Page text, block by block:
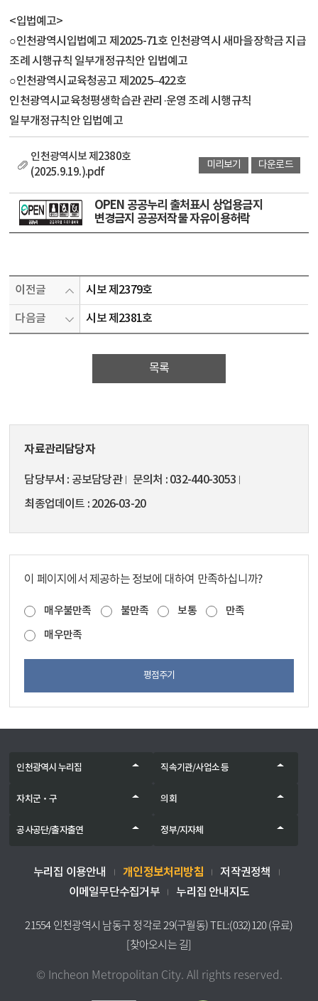
<입법예고>
○인천광역시입법예고 제2025-71호 인천광역시 새마을장학금 지급
조례 시행규칙 일부개정규칙안 입법예고
○인천광역시교육청공고 제2025–422호
인천광역시교육청평생학습관 관리·운영 조례 시행규칙
일부개정규칙안 입법예고
인천광역시보 제2380호
(2025.9.19.).pdf
미리보기 다운로드
OPEN 공공누리 출처표시 상업용금지
변경금지 공공저작물 자유이용허락
이전글 시보 제2379호
다음글 시보 제2381호
목록
자료관리담당자
담당부서 공보담당관 문의처
032-440-3053
최종업데이트
2026-03-20
이 페이지에서 제공하는 정보에 대하여 만족하십니까?
매우불만족 불만족 보통
만족
매우만족
평점주기
인천광역시 누리집 직속기관/사업소 등
자치군‧구 의회
공사공단/출자출연 정부/지자체
누리집 이용안내 개인정보처리방침
저작권정책
이메일무단수집거부
누리집 안내지도
21554 인천광역시 남동구 정각로 29(구월동) TEL:(032)120 (유료)
[찾아오시는 길]
© Incheon Metropolitan City. All rights reserved.